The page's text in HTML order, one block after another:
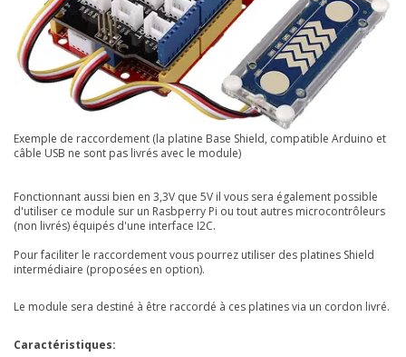
Exemple de raccordement (la platine Base Shield, compatible Arduino et
câble USB ne sont pas livrés avec le module)
Fonctionnant aussi bien en 3,3V que 5V il vous sera également possible
d'utiliser ce module sur un Rasbperry Pi ou tout autres microcontrôleurs
(non livrés) équipés d'une interface I2C.
Pour faciliter le raccordement vous pourrez utiliser des platines Shield
intermédiaire (proposées en option).
Le module sera destiné à être raccordé à ces platines via un cordon livré.
Caractéristiques: